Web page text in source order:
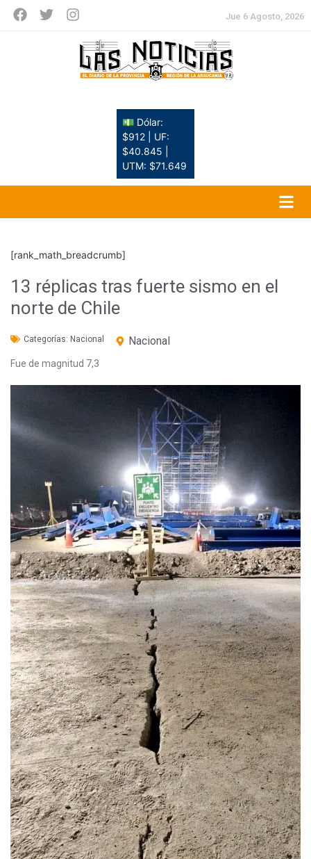
Jue 6 Agosto, 2026
💵 Dólar:
$912 | UF:
$40.845 |
UTM: $71.649
[rank_math_breadcrumb]
13 réplicas tras fuerte sismo en el
norte de Chile
Categorías: Nacional Nacional
Fue de magnitud 7,3